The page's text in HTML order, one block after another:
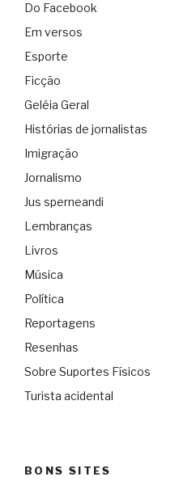
Do Facebook
Em versos
Esporte
Ficção
Geléia Geral
Histórias de jornalistas
Imigração
Jornalismo
Jus sperneandi
Lembranças
Livros
Música
Política
Reportagens
Resenhas
Sobre Suportes Físicos
Turista acidental
BONS SITES